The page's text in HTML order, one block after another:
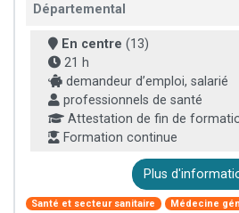
Départemental
En centre (13)
21 h
demandeur d’emploi, salarié
professionnels de santé
Attestation de fin de
Formation continue
Plus
Santé et secteur sanitaire Médecine